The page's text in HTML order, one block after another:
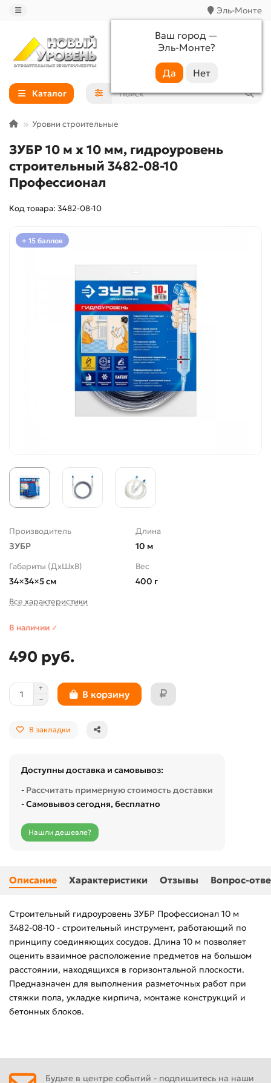
Эль-Монте
Ваш город —
Эль-Монте?
+7 (988) 233-44-52
Каталог
Уровни строительные
ЗУБР 10 м х 10 мм, гидроуровень
строительный 3482-08-10
Профессионал
Код товара: 3482-08-10
+ 15 баллов
Производитель
ЗУБР
Длина
10 м
Габариты (ДхШхВ)
34×34×5 см
Вес
400 г
Все характеристики
В наличии ✓
490 руб.
В корзину
В закладки
Доступны доставка и самовывоз:
- Рассчитать примерную стоимость доставки
- Самовывоз сегодня, бесплатно
Нашли дешевле?
Описание Характеристики Отзывы Вопрос-
Строительный гидроуровень ЗУБР Профессионал 10 м
3482-08-10 - строительный инструмент, работающий по
принципу соединяющих сосудов. Длина 10 м позволяет
оценить взаимное расположение предметов на большом
расстоянии, находящихся в горизонтальной плоскости.
Предназначен для выполнения разметочных работ при
стяжки пола, укладке кирпича, монтаже конструкций и
бетонных блоков.
Будьте в центре событий - подпишитесь на наши